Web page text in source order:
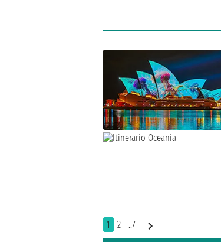
1 2 ..7